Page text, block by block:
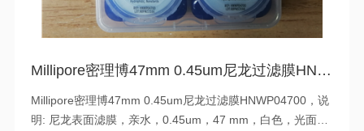
Millipore密理博47mm 0.45um尼龙过滤膜HNWP04700
Millipore密理博47mm 0.45um尼龙过滤膜HNWP04700，说
明: 尼龙表面滤膜，亲水，0.45um，47 mm，白色，光面